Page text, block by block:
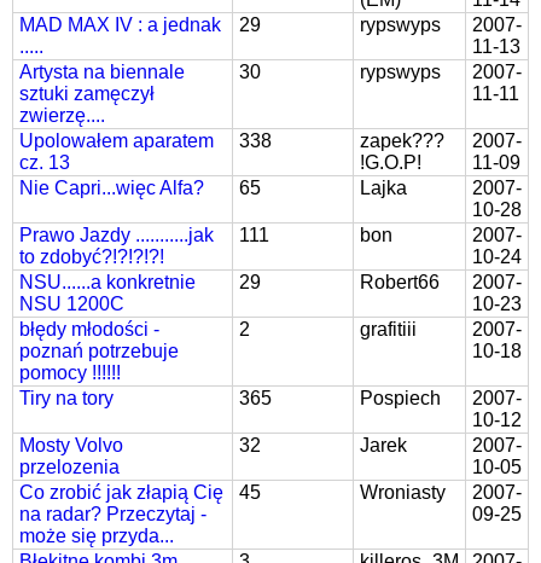
MAD MAX IV : a jednak
.....
29 rypswyps
2007-
11-13
Artysta na biennale
sztuki zamęczył
zwierzę....
30 rypswyps
2007-
11-11
Upolowałem aparatem
cz. 13
338
zapek???
!G.O.P!
2007-
11-09
Nie Capri...więc Alfa?
65 Lajka
2007-
10-28
Prawo Jazdy ...........jak
to zdobyć?!?!?!?!
111 bon
2007-
10-24
NSU......a konkretnie
NSU 1200C
29 Robert66
2007-
10-23
błędy młodości -
poznań potrzebuje
pomocy !!!!!!
2 grafitiii
2007-
10-18
Tiry na tory 365 Pospiech
2007-
10-12
Mosty Volvo
przelozenia
32 Jarek
2007-
10-05
Co zrobić jak złapią Cię
na radar? Przeczytaj -
może się przyda...
45 Wroniasty
2007-
09-25